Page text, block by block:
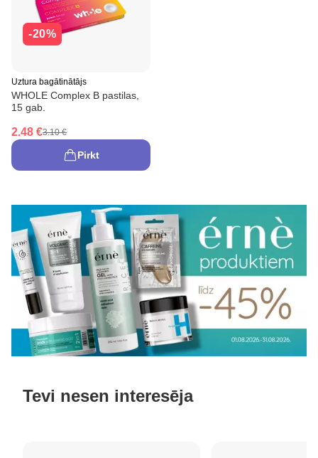
-20%
Uztura bagātinātājs
WHOLE Complex B pastilas,
15 gab.
2.48 €3.10 €
Pirkt
Tevi nesen interesēja